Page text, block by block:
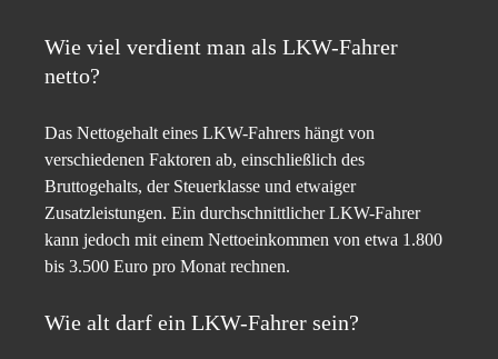
Wie viel verdient man als LKW-Fahrer
netto?
Das Nettogehalt eines LKW-Fahrers hängt von
verschiedenen Faktoren ab, einschließlich des
Bruttogehalts, der Steuerklasse und etwaiger
Zusatzleistungen. Ein durchschnittlicher LKW-Fahrer
kann jedoch mit einem Nettoeinkommen von etwa 1.800
bis 3.500 Euro pro Monat rechnen.
Wie alt darf ein LKW-Fahrer sein?